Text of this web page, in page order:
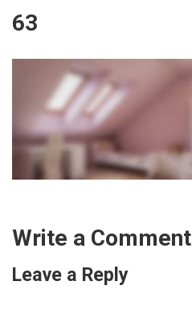
63
Write a Comment
Leave a Reply